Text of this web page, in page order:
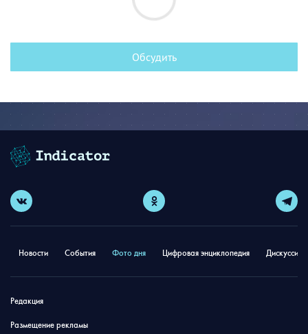
Обсудить
Новости События Фото дня Цифровая энциклопедия
Редакция
Размещение рекламы